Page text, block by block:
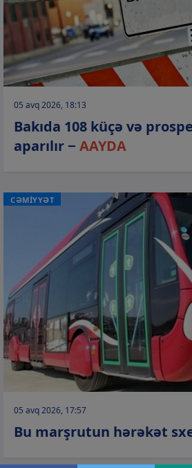
05 avq 2026, 18:13
Bakıda 108 küçə və
aparılır − AAYDA
CƏMİYYƏT
05 avq 2026, 17:57
Bu marşrutun hərəkət